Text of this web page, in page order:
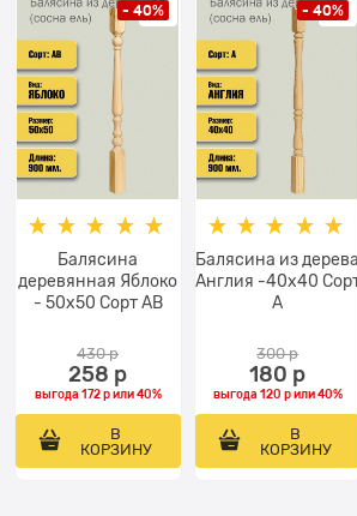
- 40%
Балясина
деревянная Яблоко
- 50x50 Сорт AB
430 р
258 р
выгода 172 рили40%
В
КОРЗИНУ
- 40%
Балясина из дерева
Англия -40x40
A
300 р
180 р
выгода 120 рили40%
В
КОРЗИНУ